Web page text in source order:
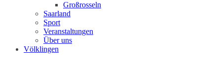
Großrosseln
Saarland
Sport
Veranstaltungen
Über uns
Völklingen